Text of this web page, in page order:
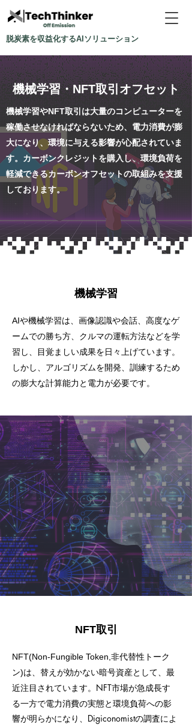
脱炭素を収益化するAIソリューション
​機械学習・NFT取引オフセット
機械学習やNFT取引は大量のコンピューターを
稼働させなければならないため、 電力消費が膨
大になり、環境に与える影響が心配されていま
す。 カーボンクレジットを購入し、環境負荷を
軽減できるカーボンオフセットの取組みを支援
しております。
機械学習
AIや機械学習は、画像認識や会話、高度なゲ
ームでの勝ち方、クルマの運転方法などを学
習し、目覚ましい成果を日々上げています。
しかし、アルゴリズムを開発、訓練するため
の膨大な計算能力と電力が必要です。
NFT取引
NFT(Non-Fungible Token,非代替性トーク
ン)は、替えが効かない暗号資産として、最
近注目されています。 NFT市場が急成長す
る一方で電力消費の実態と環境負荷への影
響が明らかになり、Digiconomistの調査によ